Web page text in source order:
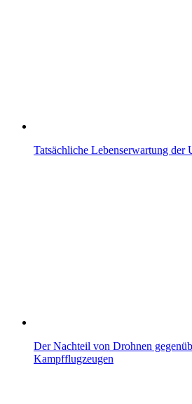
Tatsächliche Lebenserwartung
Der Nachteil von Drohnen
Kampfflugzeugen